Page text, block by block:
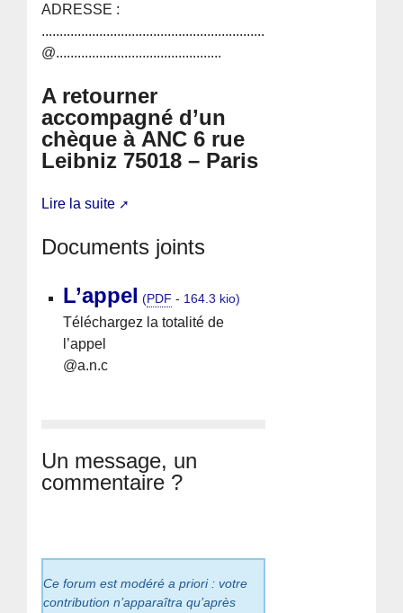
ADRESSE :
.................................................................
@..............................................
A retourner
accompagné d’un
chèque à ANC 6 rue
Leibniz 75018 – Paris
Lire la suite
Documents joints
L’appel (PDF - 164.3 kio)
Téléchargez la totalité de
l’appel
@a.n.c
Un message, un
commentaire ?
Ce forum est modéré a priori : votre
contribution n’apparaîtra qu’après